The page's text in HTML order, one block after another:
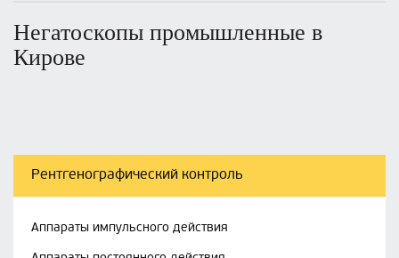
Негатоскопы промышленные в
Кирове
Рентгенографический контроль
Аппараты импульсного действия